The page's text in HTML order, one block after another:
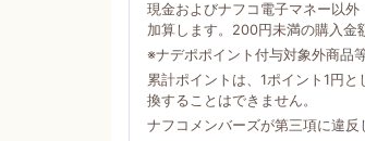
現金およびナフコ電子マネー以
加算します。200円未満の購入金
※ナデポポイント付与対象外商品
累計ポイントは、1ポイント1円
換することはできません。
ナフコメンバーズが第三項に違反